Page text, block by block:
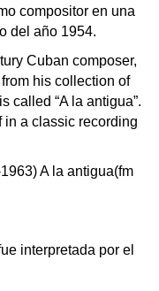
compositor en una
del año 1954.
Cuban composer,
his collection of
called “A la antigua”.
in a classic recording
A la antigua(fm
interpretada por el